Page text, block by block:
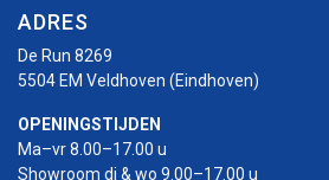
ADRES
De Run 8269
5504 EM Veldhoven (Eindhoven)
OPENINGSTIJDEN
Ma–vr 8.00–17.00 u
Showroom di & wo 9.00–17.00 u